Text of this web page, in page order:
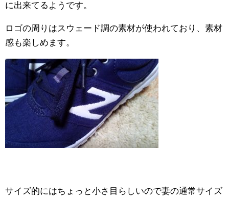
に出来てるようです。
ロゴの周りはスウェード調の素材が使われており、素材
感も楽しめます。
サイズ的にはちょっと小さ目らしいので妻の通常サイズ